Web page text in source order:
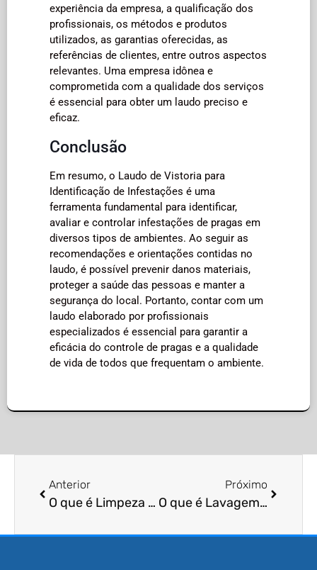
experiência da empresa, a qualificação dos
profissionais, os métodos e produtos
utilizados, as garantias oferecidas, as
referências de clientes, entre outros aspectos
relevantes. Uma empresa idônea e
comprometida com a qualidade dos serviços
é essencial para obter um laudo preciso e
eficaz.
Conclusão
Em resumo, o Laudo de Vistoria para
Identificação de Infestações é uma
ferramenta fundamental para identificar,
avaliar e controlar infestações de pragas em
diversos tipos de ambientes. Ao seguir as
recomendações e orientações contidas no
laudo, é possível prevenir danos materiais,
proteger a saúde das pessoas e manter a
segurança do local. Portanto, contar com um
laudo elaborado por profissionais
especializados é essencial para garantir a
eficácia do controle de pragas e a qualidade
de vida de todos que frequentam o ambiente.
Anterior
O que é Limpeza de Fossa para Controle de Vetores?
Próximo
O que é Lavagem de Superfícies para Eliminação de Ovos de Insetos?